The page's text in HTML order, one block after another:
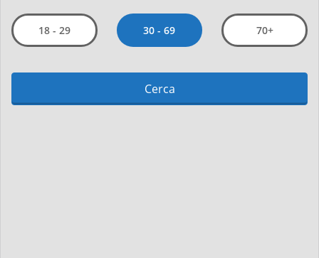
18 - 29 30 - 69 70+
Cerca